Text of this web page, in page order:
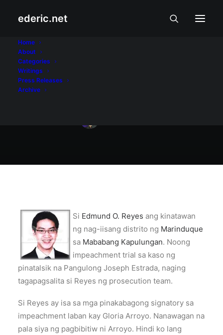
ederic.net
Home
About
Categories
Writings
Press Releases
Archive
Ang Congressman
Si Edmund O. Reyes ang kinatawan
ng nag-iisang distrito ng Marinduque
sa Mababang Kapulungan. Noong
impeachment trial sa kaso ng
pinatalsik na Pangulong Joseph Estrada, naging
tagapagsalita si Reyes ng prosecution team.
Si Reyes ay isa sa mga pinakabagong signatory sa
impeachment laban kay Gloria Arroyo. Nanawagan na
pala siya ng pagbibitiw ni Arroyo. Hindi ko lang